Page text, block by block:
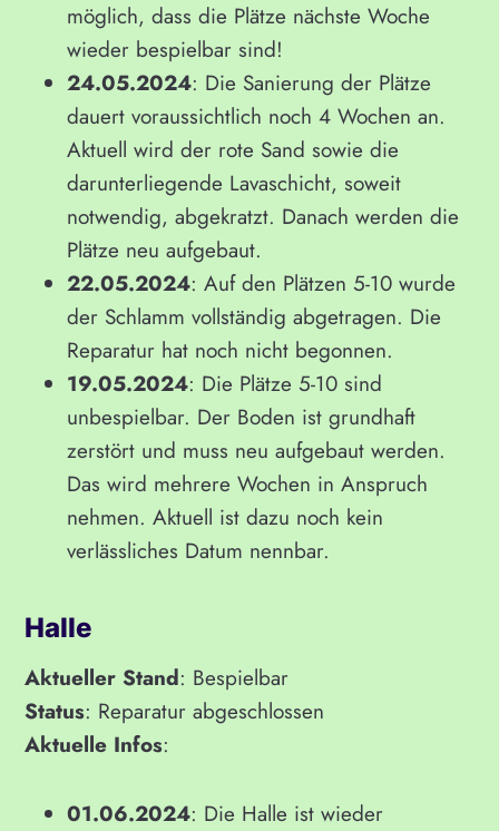
möglich, dass die Plätze nächste Woche
wieder bespielbar sind!
24.05.2024: Die Sanierung der Plätze
dauert voraussichtlich noch 4 Wochen an.
Aktuell wird der rote Sand sowie die
darunterliegende Lavaschicht, soweit
notwendig, abgekratzt. Danach werden die
Plätze neu aufgebaut.
22.05.2024: Auf den Plätzen 5-10 wurde
der Schlamm vollständig abgetragen. Die
Reparatur hat noch nicht begonnen.
19.05.2024: Die Plätze 5-10 sind
unbespielbar. Der Boden ist grundhaft
zerstört und muss neu aufgebaut werden.
Das wird mehrere Wochen in Anspruch
nehmen. Aktuell ist dazu noch kein
verlässliches Datum nennbar.
Halle
Aktueller Stand: Bespielbar
Status: Reparatur abgeschlossen
Aktuelle Infos:
01.06.2024: Die Halle ist wieder